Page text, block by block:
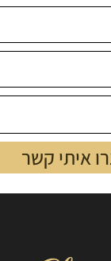
איתי קשר